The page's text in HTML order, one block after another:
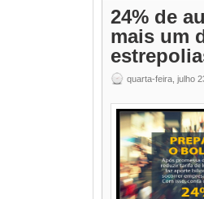
24% de
mais um
quarta-feira, julho